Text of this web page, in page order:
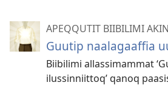
APEQQUTIT BIIBILIMI
Guutip naalagaaffia
Biibilimi allassimammat
ilussin­niittoq’ qanoq